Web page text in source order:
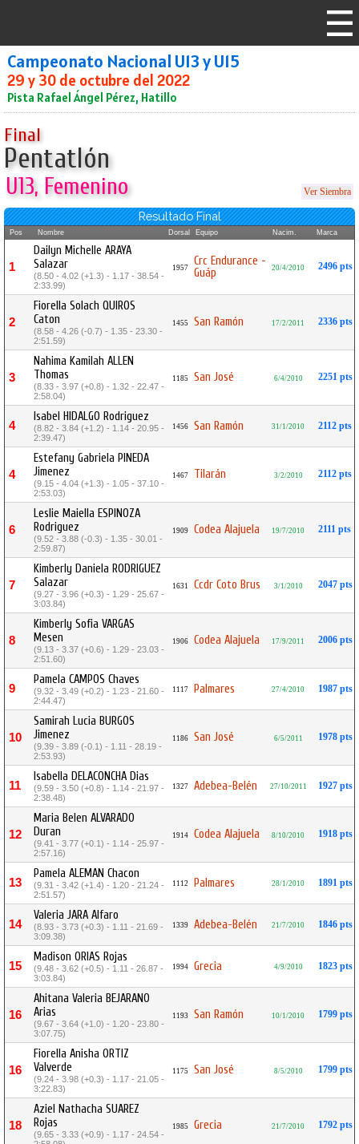
Campeonato Nacional U13 y U15
29 y 30 de octubre del 2022
Pista Rafael Ángel Pérez, Hatillo
Final
Pentatlón
U13, Femenino Ver Siembra
Resultado Final
Pos Nombre Dorsal Equipo Nacim. Marca
1
Dailyn Michelle ARAYA
Salazar
(8.50 - 4.02 (+1.3) - 1.17 - 38.54 -
2:33.99)
1957
Crc Endurance -
Guáp
20/4/2010 2496 pts
2
Fiorella Solach QUIROS
Caton
(8.58 - 4.26 (-0.7) - 1.35 - 23.30 -
2:51.59)
1455 San Ramón 17/2/2011 2336 pts
3
Nahima Kamilah ALLEN
Thomas
(8.33 - 3.97 (+0.8) - 1.32 - 22.47 -
2:58.04)
1185 San José 6/4/2010 2251 pts
4
Isabel HIDALGO Rodriguez
(8.82 - 3.84 (+1.2) - 1.14 - 20.95 -
2:39.47)
1456 San Ramón 31/1/2010 2112 pts
4
Estefany Gabriela PINEDA
Jimenez
(9.15 - 4.04 (+1.3) - 1.05 - 37.10 -
2:53.03)
1467 Tilarán 3/2/2010 2112 pts
6
Leslie Maiella ESPINOZA
Rodriguez
(9.52 - 3.88 (-0.3) - 1.35 - 30.01 -
2:59.87)
1909 Codea Alajuela 19/7/2010 2111 pts
7
Kimberly Daniela RODRIGUEZ
Salazar
(9.27 - 3.96 (+0.3) - 1.29 - 25.67 -
3:03.84)
1631 Ccdr Coto Brus 3/1/2010 2047 pts
8
Kimberly Sofia VARGAS
Mesen
(9.13 - 3.37 (+0.6) - 1.29 - 23.03 -
2:51.60)
1906 Codea Alajuela 17/9/2011 2006 pts
9
Pamela CAMPOS Chaves
(9.32 - 3.49 (+0.2) - 1.23 - 21.60 -
2:44.47)
1117 Palmares 27/4/2010 1987 pts
10
Samirah Lucia BURGOS
Jimenez
(9.39 - 3.89 (-0.1) - 1.11 - 28.19 -
2:53.93)
1186 San José 6/5/2011 1978 pts
11
Isabella DELACONCHA Dias
(9.59 - 3.50 (+0.8) - 1.14 - 21.97 -
2:38.48)
1327 Adebea-Belén 27/10/2011 1927 pts
12
Maria Belen ALVARADO
Duran
(9.41 - 3.77 (+0.1) - 1.14 - 25.97 -
2:57.16)
1914 Codea Alajuela 8/10/2010 1918 pts
13
Pamela ALEMAN Chacon
(9.31 - 3.42 (+1.4) - 1.20 - 21.24 -
2:51.57)
1112 Palmares 28/1/2010 1891 pts
14
Valeria JARA Alfaro
(8.93 - 3.73 (+0.3) - 1.11 - 21.69 -
3:09.38)
1339 Adebea-Belén 21/7/2010 1846 pts
15
Madison ORIAS Rojas
(9.48 - 3.62 (+0.5) - 1.11 - 26.87 -
3:03.84)
1994 Grecia 4/9/2010 1823 pts
16
Ahitana Valeria BEJARANO
Arias
(9.67 - 3.64 (+1.0) - 1.20 - 23.80 -
3:07.75)
1193 San Ramón 10/1/2010 1799 pts
16
Fiorella Anisha ORTIZ
Valverde
(9.24 - 3.98 (+0.3) - 1.17 - 21.05 -
3:22.83)
1175 San José 8/5/2010 1799 pts
18
Aziel Nathacha SUAREZ
Rojas
(9.65 - 3.33 (+0.9) - 1.17 - 24.54 -
1985 Grecia 21/7/2010 1792 pts